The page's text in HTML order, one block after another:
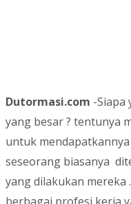
Dutormasi.com -Siapa
yang besar ? tentunya
untuk
seseorang biasanya
yang dilakukan mereka